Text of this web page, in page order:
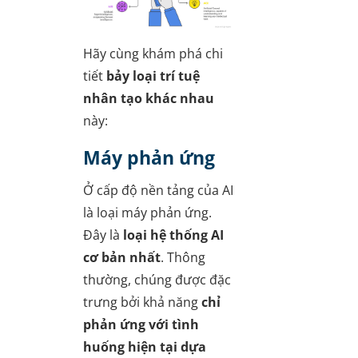
Hãy cùng khám phá chi
tiết bảy loại trí tuệ
nhân tạo khác nhau
này:
Máy phản ứng
Ở cấp độ nền tảng của AI
là loại máy phản ứng.
Đây là loại hệ thống AI
cơ bản nhất. Thông
thường, chúng được đặc
trưng bởi khả năngchỉ
phản ứng với tình
huống hiện tại dựa